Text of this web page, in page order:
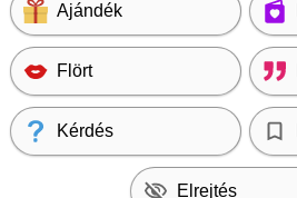
Ajándék
Flört
Kérdés
Elrejtés